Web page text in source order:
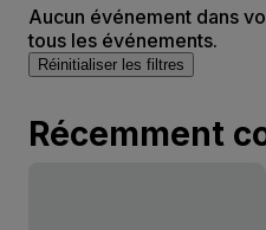
Aucun événement dans
tous les événements.
Réinitialiser les filtres
Récemment